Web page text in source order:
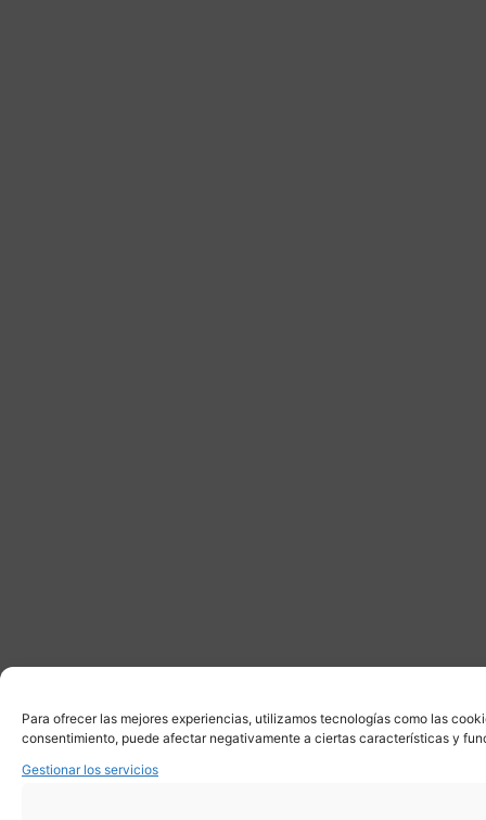
Para ofrecer las mejores experiencias, utilizamos tecnologías como las
consentimiento, puede afectar negativamente a ciertas características y
Gestionar los servicios